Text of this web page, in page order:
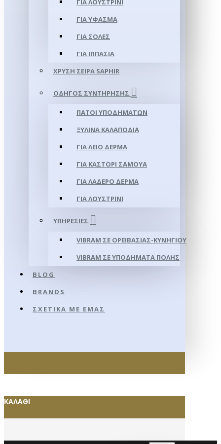
ΓΙΑ ΛΟΥΣΤΡΊΝΙ
ΓΙΑ ΥΦΑΣΜΑ
ΓΙΑ ΣΌΛΕΣ
ΓΙΑ ΙΠΠΑΣΊΑ
ΧΡΥΣΉ ΣΕΙΡΆ SAPHIR
ΟΔΗΓΌΣ ΣΥΝΤΉΡΗΣΗΣ
ΠΆΤΟΙ ΥΠΟΔΗΜΆΤΩΝ
ΞΎΛΙΝΑ ΚΑΛΑΠΌΔΙΑ
ΓΙΑ ΛΕΊΟ ΔΈΡΜΑ
ΓΙΑ ΚΑΣΤΌΡΙ ΣΑΜΟΎΑ
ΓΙΑ ΛΑΔΕΡΌ ΔΈΡΜΑ
ΓΙΑ ΛΟΥΣΤΡΊΝΙ
ΥΠΗΡΕΣΊΕΣ
VIBRAM ΣΕ ΟΡΕΙΒΑΣΊΑΣ-ΚΥΝΗΓΊΟΥ
VIBRAM ΣΕ ΥΠΟΔΉΜΑΤΑ ΠΌΛΗΣ
BLOG
BRANDS
ΣΧΕΤΙΚΆ ΜΕ ΕΜΆΣ
ΚΑΛΆΘΙ